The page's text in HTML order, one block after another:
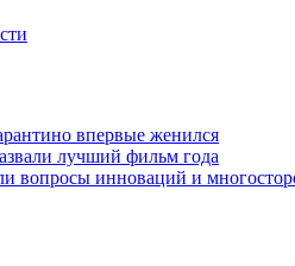
впервые женился
лучший фильм года
вопросы инноваций и